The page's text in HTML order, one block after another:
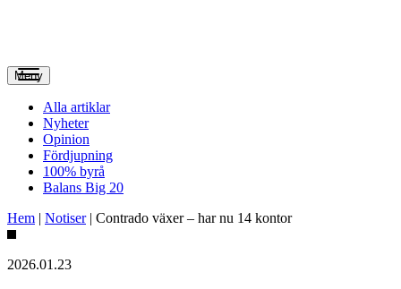
Meny
Alla artiklar
Nyheter
Opinion
Fördjupning
100% byrå
Balans Big 20
Hem | Notiser| Contrado växer – har nu 14 kontor
2026.01.23